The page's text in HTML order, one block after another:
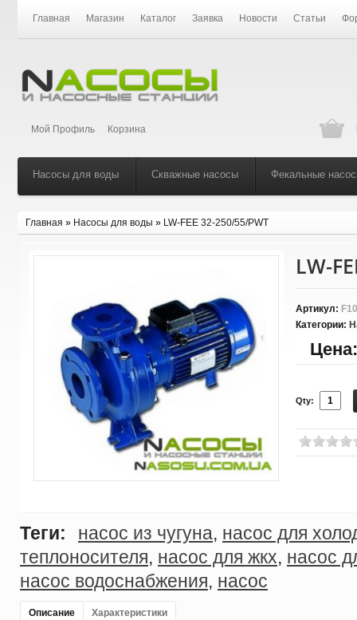
Главная Магазин Каталог Заявка Новости Статьи
Мой Профиль Корзина
Насосы для воды Скважные насосы Фекальные
Главная » Насосы для воды » LW-FEE 32-250/55/PWT
LW-
Артикул:
Категории:
Цена:
Qty:
Теги: насос из чугуна, насос для
теплоносителя, насос для жкх, насос
насос водоснабжения, насос
Описание Характеристики